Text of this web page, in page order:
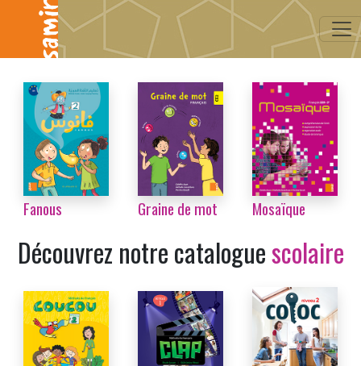
Fanous Graine de mot Mosaïque
Découvrez notre cataloguescolaire